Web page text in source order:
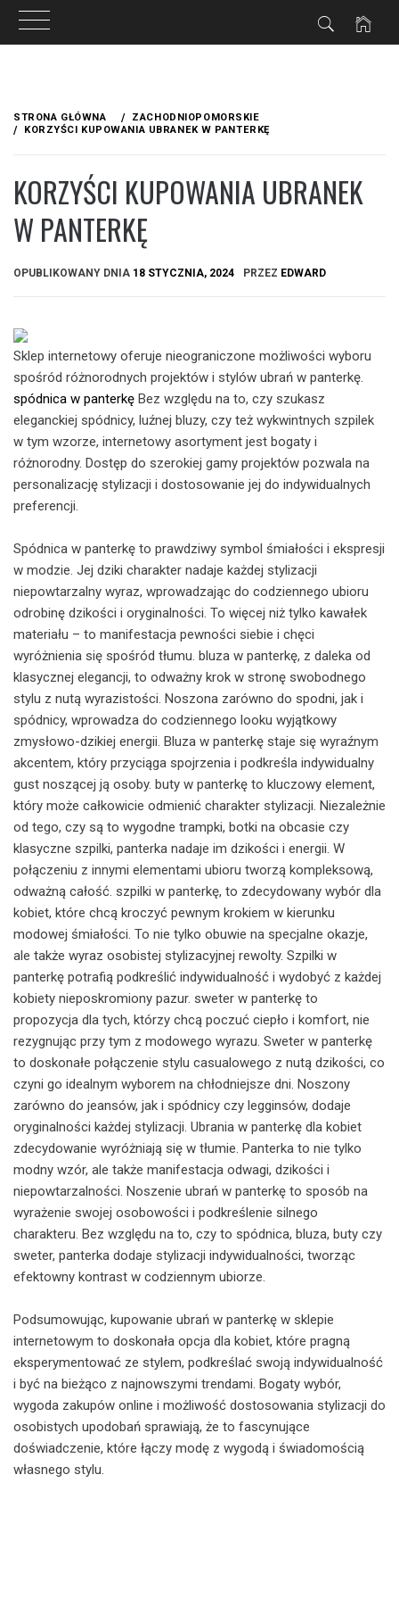
treści
STRONA GŁÓWNA
ZACHODNIOPOMORSKIE
KORZYŚCI KUPOWANIA UBRANEK W PANTERKĘ
KORZYŚCI KUPOWANIA UBRANEK
W PANTERKĘ
OPUBLIKOWANY DNIA 18 STYCZNIA, 2024 PRZEZ EDWARD
Sklep internetowy oferuje nieograniczone możliwości wyboru
spośród różnorodnych projektów i stylów ubrań w panterkę.
spódnica w panterkę Bez względu na to, czy szukasz
eleganckiej spódnicy, luźnej bluzy, czy też wykwintnych szpilek
w tym wzorze, internetowy asortyment jest bogaty i
różnorodny. Dostęp do szerokiej gamy projektów pozwala na
personalizację stylizacji i dostosowanie jej do indywidualnych
preferencji.
Spódnica w panterkę to prawdziwy symbol śmiałości i ekspresji
w modzie. Jej dziki charakter nadaje każdej stylizacji
niepowtarzalny wyraz, wprowadzając do codziennego ubioru
odrobinę dzikości i oryginalności. To więcej niż tylko kawałek
materiału – to manifestacja pewności siebie i chęci
wyróżnienia się spośród tłumu. bluza w panterkę, z daleka od
klasycznej elegancji, to odważny krok w stronę swobodnego
stylu z nutą wyrazistości. Noszona zarówno do spodni, jak i
spódnicy, wprowadza do codziennego looku wyjątkowy
zmysłowo-dzikiej energii. Bluza w panterkę staje się wyraźnym
akcentem, który przyciąga spojrzenia i podkreśla indywidualny
gust noszącej ją osoby. buty w panterkę to kluczowy element,
który może całkowicie odmienić charakter stylizacji. Niezależnie
od tego, czy są to wygodne trampki, botki na obcasie czy
klasyczne szpilki, panterka nadaje im dzikości i energii. W
połączeniu z innymi elementami ubioru tworzą kompleksową,
odważną całość. szpilki w panterkę, to zdecydowany wybór dla
kobiet, które chcą kroczyć pewnym krokiem w kierunku
modowej śmiałości. To nie tylko obuwie na specjalne okazje,
ale także wyraz osobistej stylizacyjnej rewolty. Szpilki w
panterkę potrafią podkreślić indywidualność i wydobyć z każdej
kobiety nieposkromiony pazur. sweter w panterkę to
propozycja dla tych, którzy chcą poczuć ciepło i komfort, nie
rezygnując przy tym z modowego wyrazu. Sweter w panterkę
to doskonałe połączenie stylu casualowego z nutą dzikości, co
czyni go idealnym wyborem na chłodniejsze dni. Noszony
zarówno do jeansów, jak i spódnicy czy legginsów, dodaje
oryginalności każdej stylizacji. Ubrania w panterkę dla kobiet
zdecydowanie wyróżniają się w tłumie. Panterka to nie tylko
modny wzór, ale także manifestacja odwagi, dzikości i
niepowtarzalności. Noszenie ubrań w panterkę to sposób na
wyrażenie swojej osobowości i podkreślenie silnego
charakteru. Bez względu na to, czy to spódnica, bluza, buty czy
sweter, panterka dodaje stylizacji indywidualności, tworząc
efektowny kontrast w codziennym ubiorze.
Podsumowując, kupowanie ubrań w panterkę w sklepie
internetowym to doskonała opcja dla kobiet, które pragną
eksperymentować ze stylem, podkreślać swoją indywidualność
i być na bieżąco z najnowszymi trendami. Bogaty wybór,
wygoda zakupów online i możliwość dostosowania stylizacji do
osobistych upodobań sprawiają, że to fascynujące
doświadczenie, które łączy modę z wygodą i świadomością
własnego stylu.